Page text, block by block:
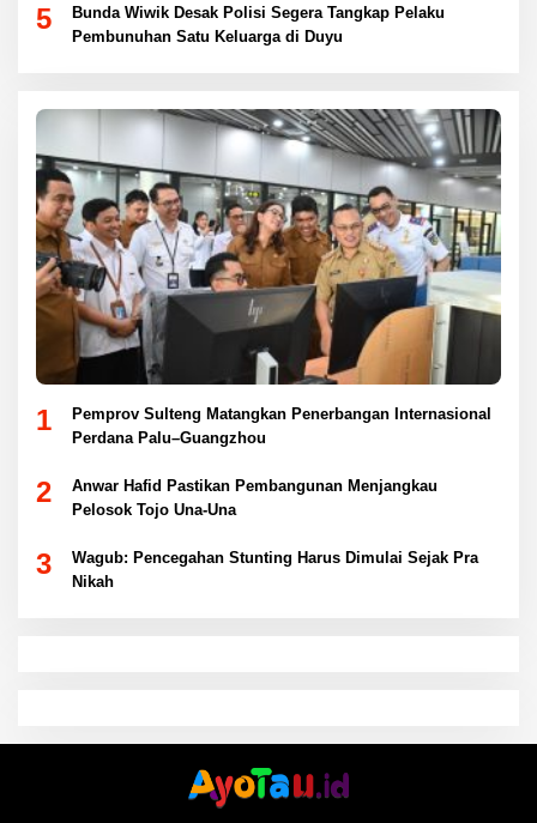
5
Bunda Wiwik Desak Polisi Segera Tangkap Pelaku
Pembunuhan Satu Keluarga di Duyu
1
Pemprov Sulteng Matangkan Penerbangan Internasional
Perdana Palu–Guangzhou
2
Anwar Hafid Pastikan Pembangunan Menjangkau
Pelosok Tojo Una-Una
3
Wagub: Pencegahan Stunting Harus Dimulai Sejak Pra
Nikah